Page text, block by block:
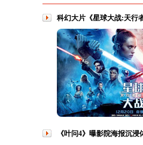
科幻大片《星球大战:天行
《叶问4》曝影院海报沉